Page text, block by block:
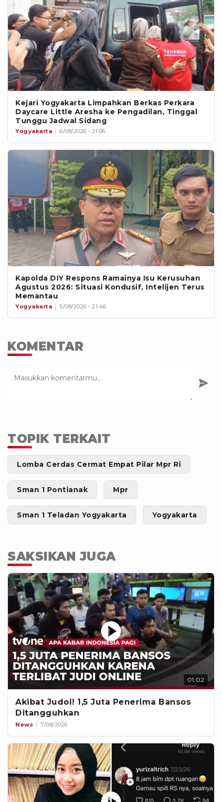
Kejari Yogyakarta Limpahkan Berkas Perkara
Daycare Little Aresha ke Pengadilan, Tinggal
Tunggu Jadwal Sidang
Yogyakarta 6/08/2026 - 21:06
Kapolda DIY Respons Ramainya Isu Kerusuhan
Agustus 2026: Situasi Kondusif, Intelijen Terus
Memantau
Yogyakarta 5/08/2026 - 21:46
KOMENTAR
TOPIK TERKAIT
Lomba Cerdas Cermat Empat Pilar Mpr Ri
Sman 1 Pontianak Mpr
Sman 1 Teladan Yogyakarta Yogyakarta
SAKSIKAN JUGA
01:02
Akibat Judol! 1,5 Juta Penerima Bansos
Ditangguhkan
News 7/08/2026